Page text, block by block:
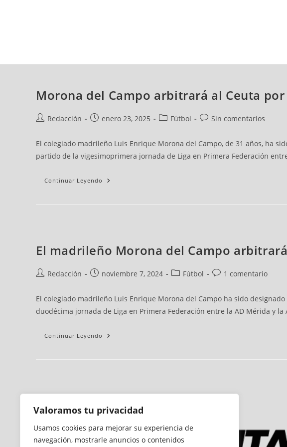
Valoramos tu privacidad
Usamos cookies para mejorar su experiencia de
navegación, mostrarle anuncios o contenidos
Morona del Campo arbitrará al Ceuta
Redacción enero 23, 2025 Fútbol Sin comentarios
El colegiado madrileño Luis Enrique Morona del Campo, de 31 años, ha
partido de la vigesimoprimera jornada de Liga en Primera Federación
Continuar Leyendo
El madrileño Morona del Campo
Redacción noviembre 7, 2024 Fútbol 1 comentario
El colegiado madrileño Luis Enrique Morona del Campo ha sido
duodécima jornada de Liga en Primera Federación entre la AD Mérida y la
Continuar Leyendo